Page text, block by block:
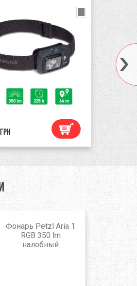
грн
Фонарь Petzl Aria 1
RGB 350 lm
налобный